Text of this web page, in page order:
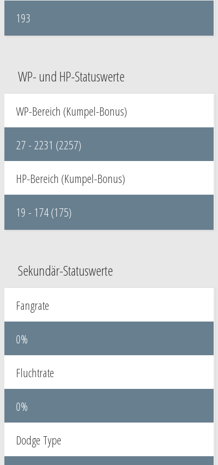
193
WP- und HP-Statuswerte
WP-Bereich (Kumpel-Bonus)
27 - 2231 (2257)
HP-Bereich (Kumpel-Bonus)
19 - 174 (175)
Sekundär-Statuswerte
Fangrate
0%
Fluchtrate
0%
Dodge Type